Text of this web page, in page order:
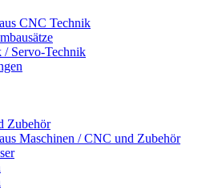
CNC Technik
/ Servo-Technik
Zubehör
Maschinen / CNC und Zubehör